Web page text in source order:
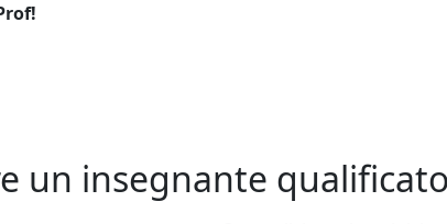
un insegnante